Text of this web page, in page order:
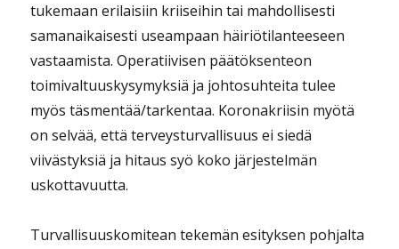
tukemaan erilaisiin kriiseihin tai mahdollisesti
samanaikaisesti useampaan häiriötilanteeseen
vastaamista. Operatiivisen päätöksenteon
toimivaltuuskysymyksiä ja johtosuhteita tulee
myös täsmentää/tarkentaa. Koronakriisin myötä
on selvää, että terveysturvallisuus ei siedä
viivästyksiä ja hitaus syö koko järjestelmän
uskottavuutta.
Turvallisuuskomitean tekemän esityksen pohjalta